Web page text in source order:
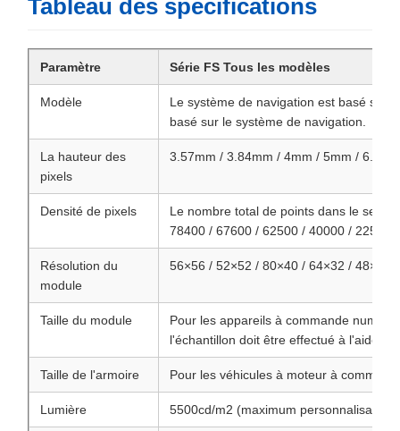
Tableau des spécifications
Paramètre Série FS Tous les modèles
Modèle
Le système de navigation est basé sur
basé sur le système de navigation.
La hauteur des
pixels
3.57mm / 3.84mm / 4mm / 5mm /
Densité de pixels
Le nombre total de points dans le
78400 / 67600 / 62500 / 40000 / 22500
Résolution du
module
56×56 / 52×52 / 80×40 / 64×32 / 48×48
Taille du module
Pour les appareils à commande
l'échantillon doit être effectué à l'aide
Taille de l'armoire Pour les véhicules à moteur à
Lumière 5500cd/m2 (maximum personnalisable